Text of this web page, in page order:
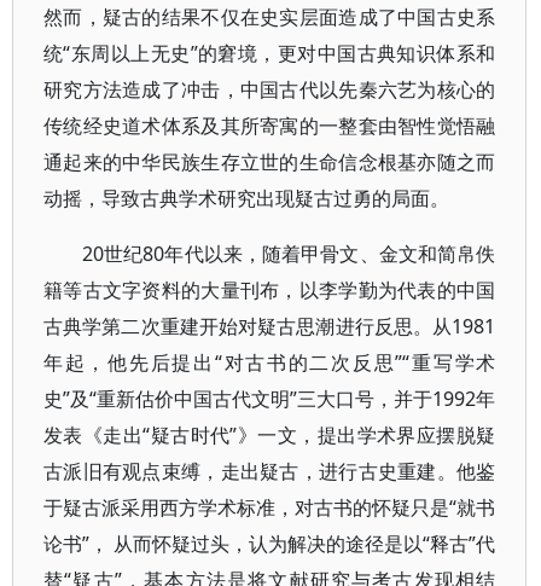
然而，疑古的结果不仅在史实层面造成了中国古史系
统“东周以上无史”的窘境，更对中国古典知识体系和
研究方法造成了冲击，中国古代以先秦六艺为核心的
传统经史道术体系及其所寄寓的一整套由智性觉悟融
通起来的中华民族生存立世的生命信念根基亦随之而
动摇，导致古典学术研究出现疑古过勇的局面。
20世纪80年代以来，随着甲骨文、金文和简帛佚
籍等古文字资料的大量刊布，以李学勤为代表的中国
古典学第二次重建开始对疑古思潮进行反思。从1981
年起，他先后提出“对古书的二次反思”“重写学术
史”及“重新估价中国古代文明”三大口号，并于1992年
发表《走出“疑古时代”》一文，提出学术界应摆脱疑
古派旧有观点束缚，走出疑古，进行古史重建。他鉴
于疑古派采用西方学术标准，对古书的怀疑只是“就书
论书”， 从而怀疑过头，认为解决的途径是以“释古”代
替“疑古”，基本方法是将文献研究与考古发现相结